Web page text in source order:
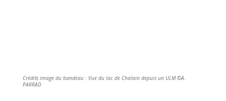
Crédits image du bandeau : Vue du lac de Chalain depuis un ULM ©A.
PARRAD